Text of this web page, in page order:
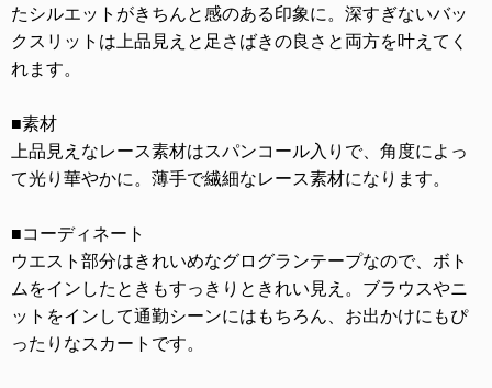
たシルエットがきちんと感のある印象に。深すぎないバッ
クスリットは上品見えと足さばきの良さと両方を叶えてく
れます。
■素材
上品見えなレース素材はスパンコール入りで、角度によっ
て光り華やかに。薄手で繊細なレース素材になります。
■コーディネート
ウエスト部分はきれいめなグログランテープなので、ボト
ムをインしたときもすっきりときれい見え。ブラウスやニ
ットをインして通勤シーンにはもちろん、お出かけにもぴ
ったりなスカートです。